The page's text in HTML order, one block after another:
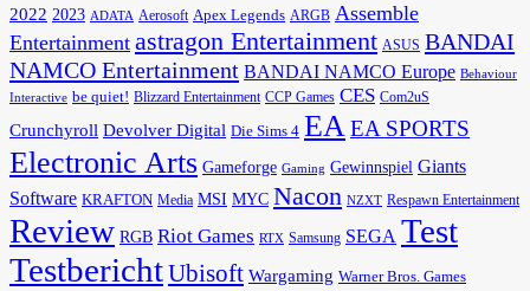
2022 2023 ADATA Aerosoft Apex Legends ARGB Assemble
Entertainment astragon Entertainment ASUS BANDAI
NAMCO Entertainment BANDAI NAMCO Europe Behaviour
Interactive be quiet! Blizzard Entertainment CCP Games CES Com2uS
Crunchyroll Devolver Digital Die Sims 4 EAEA SPORTS
Electronic Arts Gameforge Gaming Gewinnspiel Giants
Software KRAFTON Media MSI MYC Nacon NZXT Respawn Entertainment
Review RGB Riot Games RTX Samsung SEGA Test
TestberichtUbisoft Wargaming Warner Bros. Games